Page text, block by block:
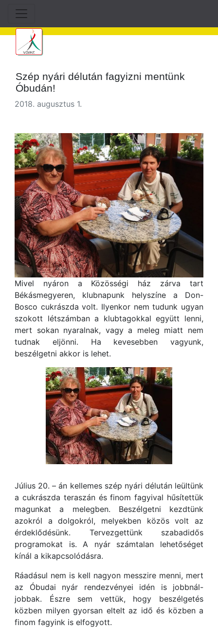
Szép nyári délután fagyizni mentünk
Óbudán!
2018. augusztus 1.
Mivel nyáron a Közösségi ház zárva tart
Békásmegyeren, klubnapunk helyszíne a Don-
Bosco cukrászda volt. Ilyenkor nem tudunk ugyan
szokott létszámban a klubtagokkal együtt lenni,
mert sokan nyaralnak, vagy a meleg miatt nem
tudnak eljönni. Ha kevesebben vagyunk,
beszélgetni akkor is lehet.
Július 20. – án kellemes szép nyári délután leültünk
a cukrászda teraszán és finom fagyival hűsítettük
magunkat a melegben. Beszélgetni kezdtünk
azokról a dolgokról, melyekben közös volt az
érdeklődésünk. Tervezgettünk szabadidős
programokat is. A nyár számtalan lehetőséget
kínál a kikapcsolódásra.
Ráadásul nem is kell nagyon messzire menni, mert
az Óbudai nyár rendezvényei idén is jobbnál-
jobbak. Észre sem vettük, hogy beszélgetés
közben milyen gyorsan eltelt az idő és közben a
finom fagyink is elfogyott.